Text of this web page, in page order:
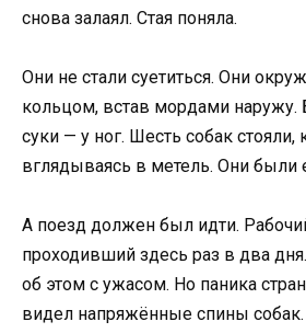
снова залаял. Стая поняла.
Они не стали суетиться. Они
кольцом, встав мордами наружу.
суки — у ног. Шесть собак стояли,
вглядываясь в метель. Они
А поезд должен был идти.
проходивший здесь раз в два
об этом с ужасом. Но паника
видел напряжённые спины